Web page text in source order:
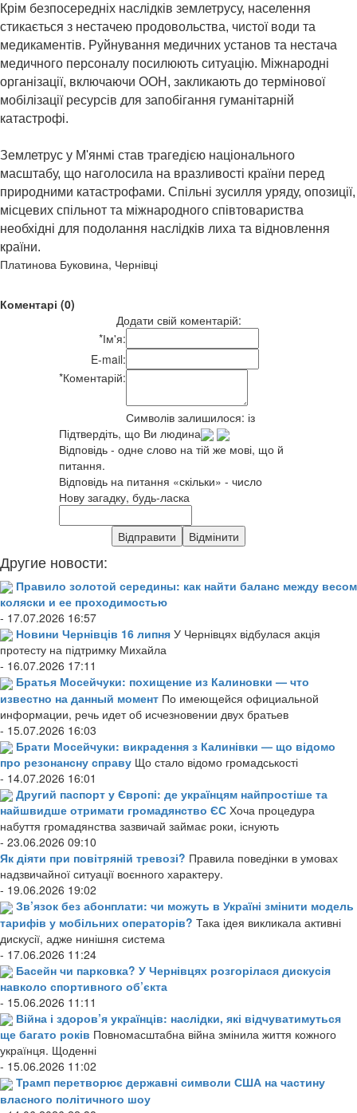
Крім безпосередніх наслідків землетрусу, населення
стикається з нестачею продовольства, чистої води та
медикаментів. Руйнування медичних установ та нестача
медичного персоналу посилюють ситуацію. Міжнародні
організації, включаючи ООН, закликають до термінової
мобілізації ресурсів для запобігання гуманітарній
катастрофі. ​
Землетрус у М'янмі став трагедією національного
масштабу, що наголосила на вразливості країни перед
природними катастрофами. Спільні зусилля уряду, опозиції,
місцевих спільнот та міжнародного співтовариства
необхідні для подолання наслідків лиха та відновлення
країни.
Платинова Буковина, Чернівці
Коментарі (0)
Додати свій коментарій:
*Ім'я:
E-mail:
*Коментарій:
Символів залишилося: із
Підтвердіть, що Ви людина
Відповідь - одне слово на тій же мові, що й
питання.
Відповідь на питання «скільки» - число
Нову загадку, будь-ласка
Другие новости:
Правило золотой середины: как найти баланс между весом
коляски и ее проходимостью
- 17.07.2026 16:57
Новини Чернівців 16 липня У Чернівцях відбулася акція
протесту на підтримку Михайла
- 16.07.2026 17:11
Братья Мосейчуки: похищение из Калиновки — что
известно на данный момент По имеющейся официальной
информации, речь идет об исчезновении двух братьев
- 15.07.2026 16:03
Брати Мосейчуки: викрадення з Калинівки — що відомо
про резонансну справу Що стало відомо громадськості
- 14.07.2026 16:01
Другий паспорт у Європі: де українцям найпростіше та
найшвидше отримати громадянство ЄС Хоча процедура
набуття громадянства зазвичай займає роки, існують
- 23.06.2026 09:10
Як діяти при повітряній тревозі? Правила поведінки в умовах
надзвичайної ситуації воєнного характеру.
- 19.06.2026 19:02
Зв’язок без абонплати: чи можуть в Україні змінити модель
тарифів у мобільних операторів? Така ідея викликала активні
дискусії, адже нинішня система
- 17.06.2026 11:24
Басейн чи парковка? У Чернівцях розгорілася дискусія
навколо спортивного об’єкта
- 15.06.2026 11:11
Війна і здоров’я українців: наслідки, які відчуватимуться
ще багато років Повномасштабна війна змінила життя кожного
українця. Щоденні
- 15.06.2026 11:02
Трамп перетворює державні символи США на частину
власного політичного шоу